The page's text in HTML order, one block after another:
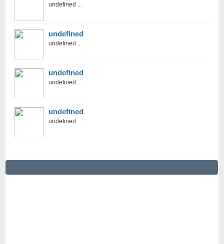
undefined ...
undefined
undefined ...
undefined
undefined ...
undefined
undefined ...